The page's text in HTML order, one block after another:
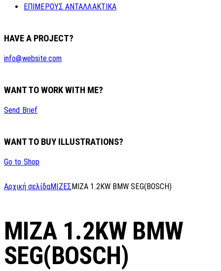
ΕΠΙΜΕΡΟΥΣ ΑΝΤΑΛΛΑΚΤΙΚΑ
HAVE A PROJECT?
info@website.com
WANT TO WORK WITH ME?
Send Brief
WANT TO BUY ILLUSTRATIONS?
Go to Shop
Αρχική σελίδαΜΙΖΕΣ MIZA 1.2KW BMW SEG(BOSCH)
MIZA 1.2KW BMW
SEG(BOSCH)